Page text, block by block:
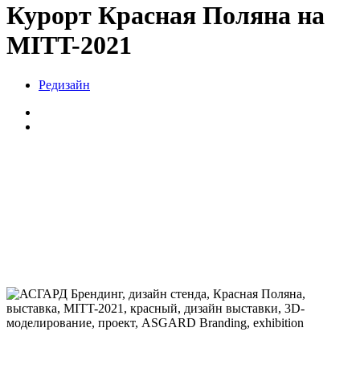
Курорт Красная Поляна на
MITT-2021
Редизайн